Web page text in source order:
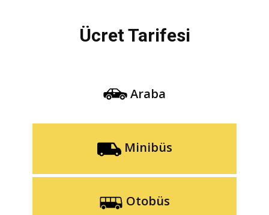
Ücret Tarifesi
Araba
Minibüs
Otobüs